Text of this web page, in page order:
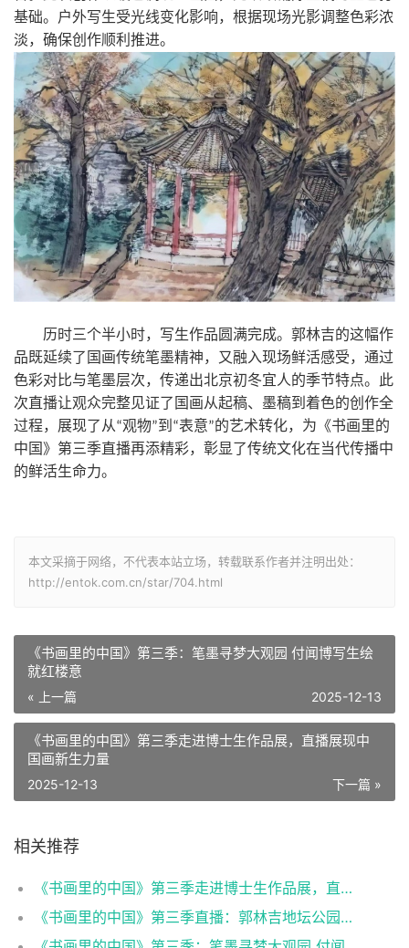
基础。户外写生受光线变化影响，根据现场光影调整色彩浓
淡，确保创作顺利推进。
历时三个半小时，写生作品圆满完成。郭林吉的这幅作
品既延续了国画传统笔墨精神，又融入现场鲜活感受，通过
色彩对比与笔墨层次，传递出北京初冬宜人的季节特点。此
次直播让观众完整见证了国画从起稿、墨稿到着色的创作全
过程，展现了从“观物”到 “表意”的艺术转化，为《书画里的
中国》 第三季直播再添精彩，彰显了传统文化在当代传播中
的鲜活生命力。
本文采摘于网络，不代表本站立场，转载联系作者并注明出处：
http://entok.com.cn/star/704.html
《书画里的中国》第三季：笔墨寻梦大观园 付闻博写生绘
就红楼意
« 上一篇 2025-12-13
《书画里的中国》第三季走进博士生作品展，直播展现中
国画新生力量
下一篇 »
2025-12-13
相关推荐
《书画里的中国》第三季走进博士生作品展，直播展现中国画新生力量
《书画里的中国》第三季直播：郭林吉地坛公园写生，笔墨定格初冬